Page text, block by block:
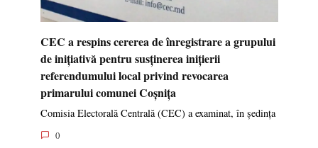
CEC a respins cererea de înregistrare a grupului
de inițiativă pentru susținerea inițierii
referendumului local privind revocarea
primarului comunei Coșnița
Comisia Electorală Centrală (CEC) a examinat, în ședința
0